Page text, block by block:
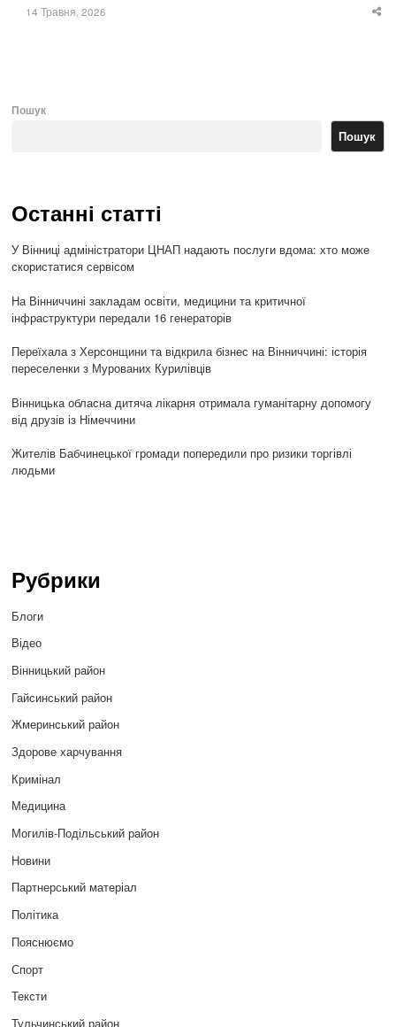
14 Травня, 2026
Пошук
Пошук
Останні статті
У Вінниці адміністратори ЦНАП надають послуги вдома: хто може
скористатися сервісом
На Вінниччині закладам освіти, медицини та критичної
інфраструктури передали 16 генераторів
Переїхала з Херсонщини та відкрила бізнес на Вінниччині: історія
переселенки з Мурованих Курилівців
Вінницька обласна дитяча лікарня отримала гуманітарну допомогу
від друзів із Німеччини
Жителів Бабчинецької громади попередили про ризики торгівлі
людьми
Рубрики
Блоги
Відео
Вінницький район
Гайсинський район
Жмеринський район
Здорове харчування
Кримінал
Медицина
Могилів-Подільський район
Новини
Партнерський матеріал
Політика
Пояснюємо
Спорт
Тексти
Тульчинський район